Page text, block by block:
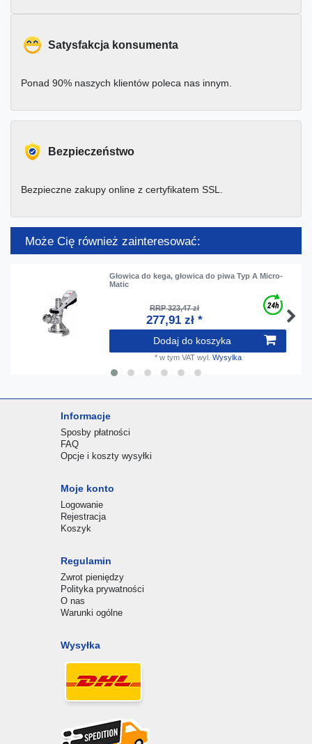
Satysfakcja konsumenta
Ponad 90% naszych klientów poleca nas innym.
Bezpieczeństwo
Bezpieczne zakupy online z certyfikatem SSL.
Może Cię również zainteresować:
Głowica do kega, głowica do piwa Typ A Micro-
Matic
RRP 323,47 zł
277,91 zł *
Dodaj do koszyka
* w tym VATwyl. Wysylka
Informacje
Sposby płatności
FAQ
Opcje i koszty wysyłki
Moje konto
Logowanie
Rejestracja
Koszyk
Regulamin
Zwrot pieniędzy
Polityka prywatności
O nas
Warunki ogólne
Wysyłka